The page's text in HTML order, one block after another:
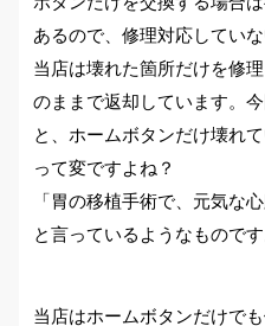
あるので、修理対応していな
当店は壊れた箇所だけを修
のままで返却しています。
と、ホームボタンだけ壊れ
って変ですよね？
「胃の移植手術で、元気な
と言っているようなものです
当店はホームボタンだけで